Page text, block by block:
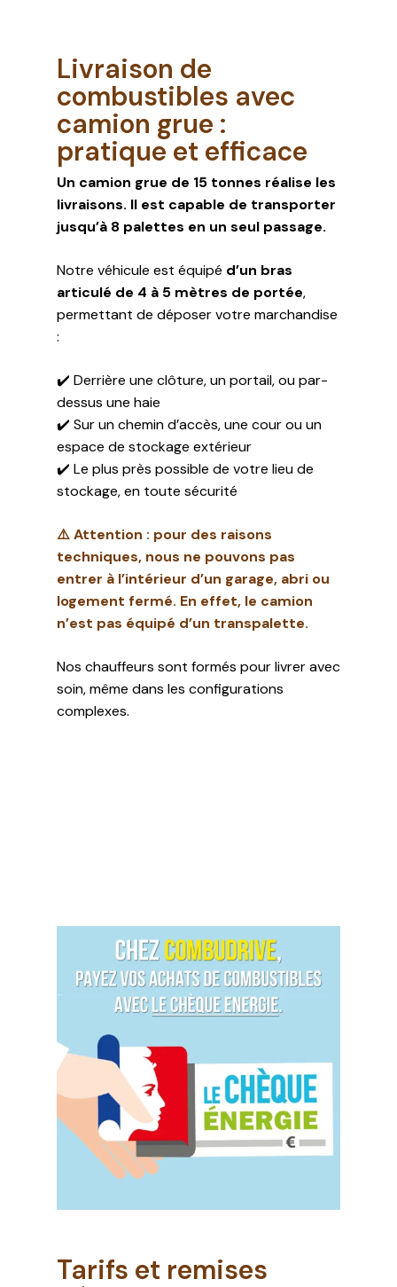
Livraison de
combustibles avec
camion grue :
pratique et efficace
Un camion grue de 15 tonnes réalise les
livraisons. Il est capable de transporter
jusqu’à 8 palettes en un seul passage.
Notre véhicule est équipé d’un bras
articulé de 4 à 5 mètres de portée,
permettant de déposer votre marchandise
:
✔️ Derrière une clôture, un portail, ou par-
dessus une haie
✔️ Sur un chemin d’accès, une cour ou un
espace de stockage extérieur
✔️ Le plus près possible de votre lieu de
stockage, en toute sécurité
⚠️ Attention : pour des raisons
techniques, nous ne pouvons pas
entrer à l’intérieur d’un garage, abri ou
logement fermé. En effet, le camion
n’est pas équipé d’un transpalette.
Nos chauffeurs sont formés pour livrer avec
soin, même dans les configurations
complexes.
Tarifs et remises